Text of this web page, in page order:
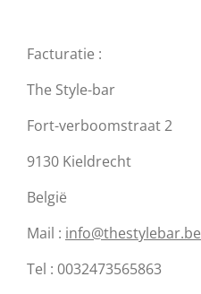
Facturatie :
The Style-bar
Fort-verboomstraat 2
9130 Kieldrecht
België
Mail : info@thestylebar.be
Tel : 0032473565863